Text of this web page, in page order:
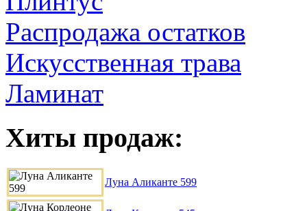
Распродажа остатков
Искусственная трава
Ламинат
Хиты продаж:
Луна Аликанте 599